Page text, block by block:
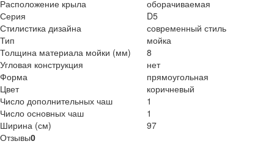
Расположение крыла
оборачиваемая
Серия
D5
Стилистика дизайна
современный стиль
Тип
мойка
Толщина материала мойки (мм)
8
Угловая конструкция
нет
Форма
прямоугольная
Цвет
коричневый
Число дополнительных чаш
1
Число основных чаш
1
Ширина (см)
97
Отзывы0